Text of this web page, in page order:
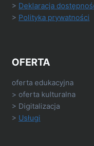
> Deklaracja
> Polityka prywatności
OFERTA
oferta edukacyjna
> oferta kulturalna
> Digitalizacja
> Usługi